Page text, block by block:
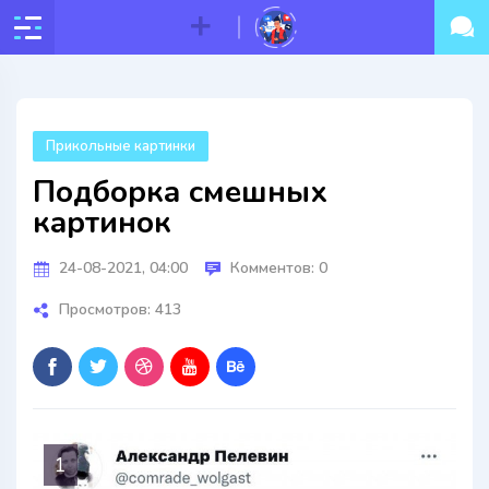
Прикольные картинки
Подборка смешных
картинок
24-08-2021, 04:00
Комментов: 0
Просмотров: 413
1